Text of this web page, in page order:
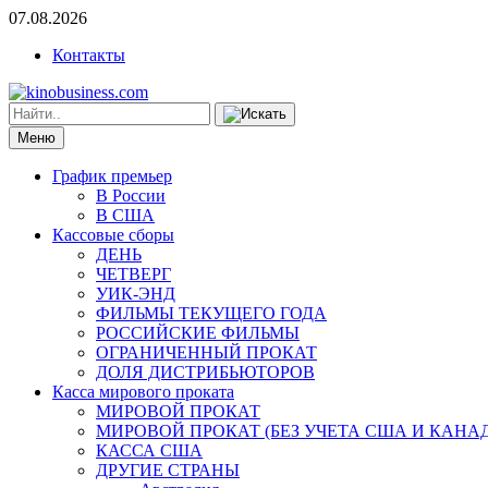
07.08.2026
Контакты
Меню
График премьер
В России
В США
Кассовые сборы
ДЕНЬ
ЧЕТВЕРГ
УИК-ЭНД
ФИЛЬМЫ ТЕКУЩЕГО ГОДА
РОССИЙСКИЕ ФИЛЬМЫ
ОГРАНИЧЕННЫЙ ПРОКАТ
ДОЛЯ ДИСТРИБЬЮТОРОВ
Касса мирового проката
МИРОВОЙ ПРОКАТ
МИРОВОЙ ПРОКАТ (БЕЗ УЧЕТА США И
КАССА США
ДРУГИЕ СТРАНЫ